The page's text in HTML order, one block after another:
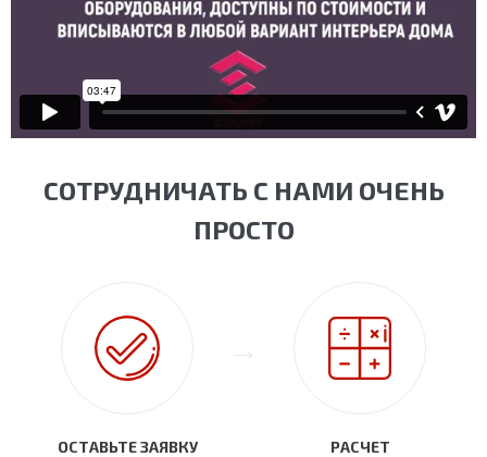
СОТРУДНИЧАТЬ С НАМИ ОЧЕНЬ
ПРОСТО
ОСТАВЬТЕ ЗАЯВКУ РАСЧЕТ